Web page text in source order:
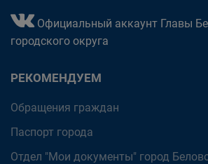
Официальный аккаунт Главы
городского округа
РЕКОМЕНДУЕМ
Обращения граждан
Паспорт города
Отдел "Мои документы" город